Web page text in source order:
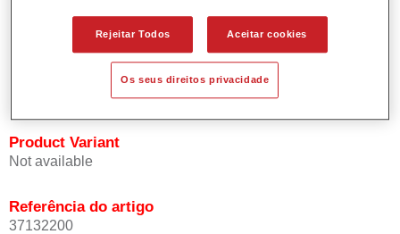
Permite uma aplicação económica e ambientalmente
responsável.
Adequado para a reparação de painéis (Micro Repair) e
com pressão baixa de ar na cabina de pintura.
Product Variant
Not available
Referência do artigo
37132200
Rejeitar Todos Aceitar cookies
Os seus direitos privacidade